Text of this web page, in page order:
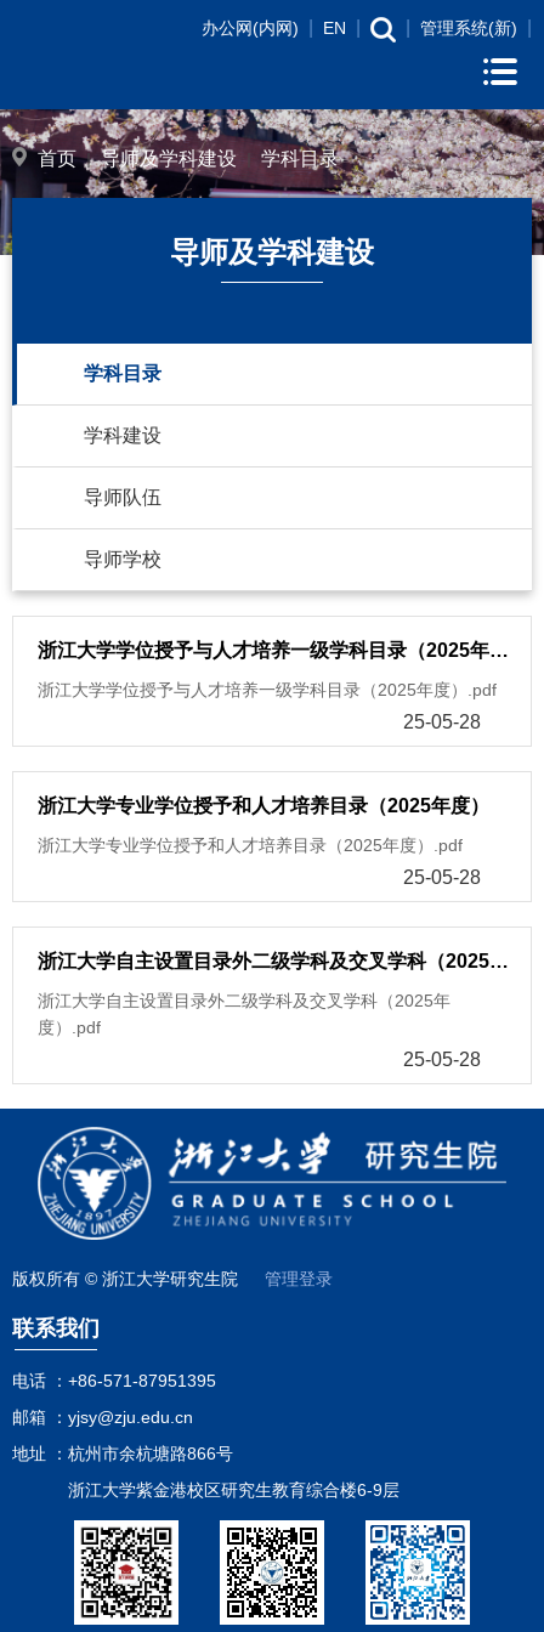
办公网(内网) EN 管理系统(新)
首页 导师及学科建设 学科目录
导师及学科建设
学科目录
学科建设
导师队伍
导师学校
浙江大学学位授予与人才培养一级学科目录（2025年度）
浙江大学学位授予与人才培养一级学科目录（2025年度）.pdf
25-05-28
浙江大学专业学位授予和人才培养目录（2025年度）
浙江大学专业学位授予和人才培养目录（2025年度）.pdf
25-05-28
浙江大学自主设置目录外二级学科及交叉学科（2025年度）
浙江大学自主设置目录外二级学科及交叉学科（2025年
度）.pdf
25-05-28
版权所有 © 浙江大学研究生院 管理登录
联系我们
电话 ： +86-571-87951395
邮箱 ： yjsy@zju.edu.cn
地址 ： 杭州市余杭塘路866号
浙江大学紫金港校区研究生教育综合楼6-9层